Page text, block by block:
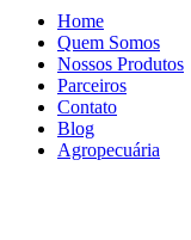
Home
Quem Somos
Nossos Produtos
Parceiros
Contato
Blog
Agropecuária